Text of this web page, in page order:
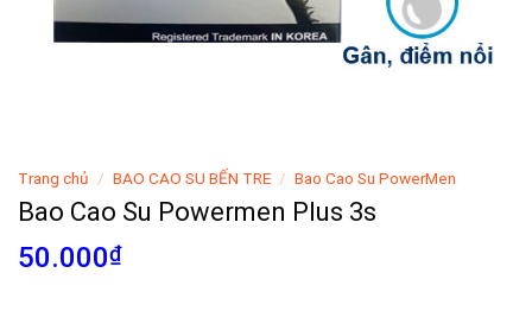
Trang chủ / BAO CAO SU BẾN TRE / Bao Cao Su PowerMen
Bao Cao Su Powermen Plus 3s
50.000₫